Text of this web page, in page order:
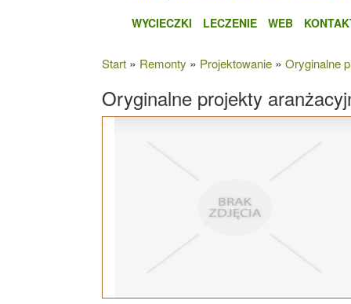
WYCIECZKI
LECZENIE WEB
Start » Remonty » Projektowanie » Oryginalne
Oryginalne projekty